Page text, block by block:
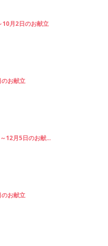
月2日のお献立
お献立
12月5日のお献...
お献立